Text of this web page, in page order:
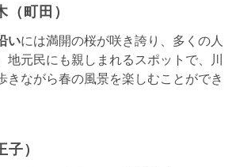
町田）
いには満開の桜が咲き誇り、多くの人
地元民にも親しまれるスポットで、川
きながら春の風景を楽しむことができ
）